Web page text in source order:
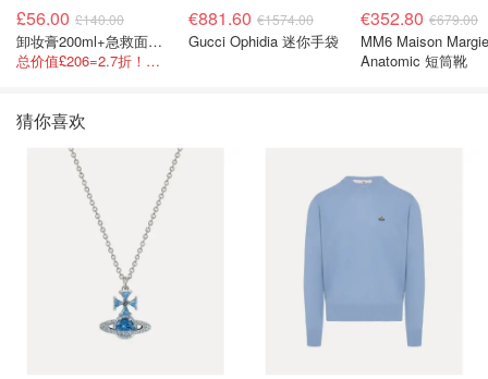
£56.00 £140.00
卸妆膏200ml+急救面膜100ml+青春面霜15ml
总价值£206=2.7折！闭眼冲这套！
€881.60 €1574.00
Gucci Ophidia 迷你手袋
€352.80 €679.00
MM6 Maison
Anatomic 短筒靴
猜你喜欢